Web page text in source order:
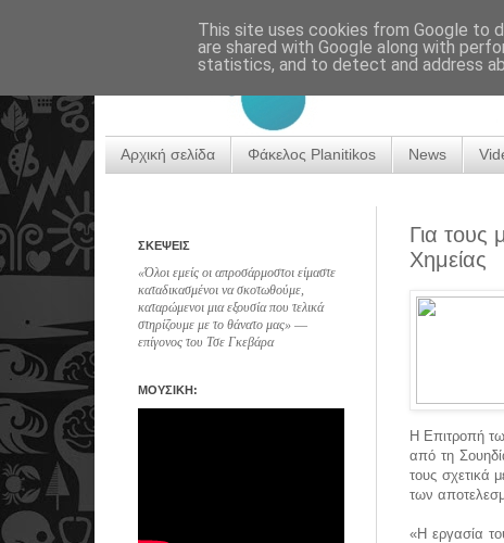
Αρχική σελίδα Φάκελος Planitikos News
Για τους
Χημείας
Η Επιτροπή
από τη
τους σχετικά
των
«Η εργασία
ΣΚΕΨΕΙΣ
«Όλοι εμείς οι απροσάρμοστοι είμαστε
καταδικασμένοι να σκοτωθούμε,
καταρώμενοι μια εξουσία που τελικά
στηρίζουμε με το θάνατο μας» ―
επίγονος του Τσε Γκεβάρα
ΜΟΥΣΙΚΗ:
This site uses cookies from Google to
are shared with Google along with
statistics, and to detect and address